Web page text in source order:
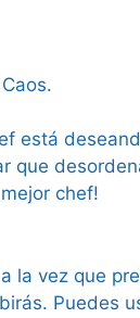
está
que
chef!
vez que
Puedes